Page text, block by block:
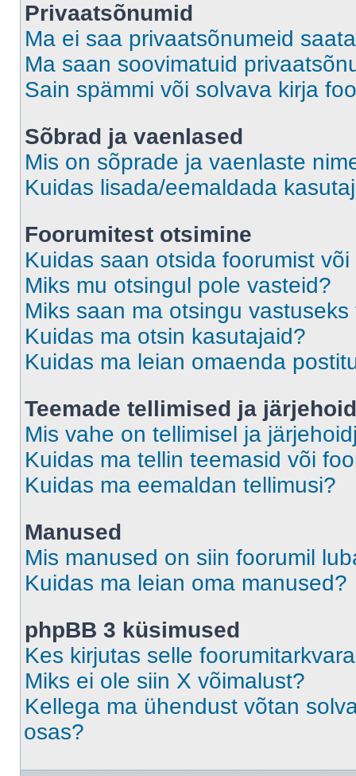
Privaatsõnumid
Ma ei saa privaatsõnumeid
Ma saan soovimatuid
Sain spämmi või solvava kirja
Sõbrad ja vaenlased
Mis on sõprade ja vaenlaste
Kuidas lisada/eemaldada
Foorumitest otsimine
Kuidas saan otsida foorumist
Miks mu otsingul pole vasteid?
Miks saan ma otsingu
Kuidas ma otsin kasutajaid?
Kuidas ma leian omaenda
Teemade tellimised ja
Mis vahe on tellimisel ja
Kuidas ma tellin teemasid või
Kuidas ma eemaldan tellimusi?
Manused
Mis manused on siin foorumil
Kuidas ma leian oma manused?
phpBB 3 küsimused
Kes kirjutas selle
Miks ei ole siin X võimalust?
Kellega ma ühendust võtan
osas?